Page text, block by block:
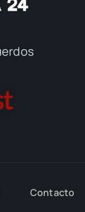
Contacto